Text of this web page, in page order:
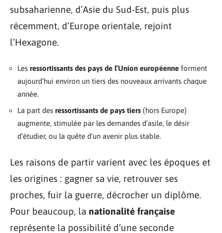
subsaharienne, d’Asie du Sud-Est, puis plus
récemment, d’Europe orientale, rejoint
l’Hexagone.
Les ressortissants des pays de l’Union européenne forment
aujourd’hui environ un tiers des nouveaux arrivants chaque
année.
La part des ressortissants de pays tiers (hors Europe)
augmente, stimulée par les demandes d’asile, le désir
d’étudier, ou la quête d’un avenir plus stable.
Les raisons de partir varient avec les époques et
les origines : gagner sa vie, retrouver ses
proches, fuir la guerre, décrocher un diplôme.
Pour beaucoup, la nationalité française
représente la possibilité d’une seconde